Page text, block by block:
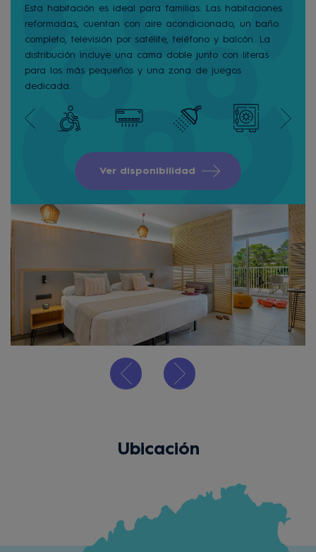
Esta habitación es ideal para familias. Las habitaciones
reformadas, cuentan con aire acondicionado, un baño
completo, televisión por satélite, teléfono y balcón. La
distribución incluye una cama doble junto con literas
para los más pequeños y una zona de juegos
dedicada.
Ver disponibilidad
Ubicación